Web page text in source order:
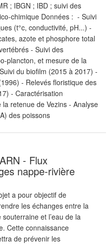
; IBGN ; IBD ; suivi des
chimique Données : - Suivi
(t°c, conductivité, pH...) -
azote et phosphore total
- Suivi des
plancton, et mesure de la
du biofilm (2015 à 2017) -
- Relevés floristique des
- Caractérisation
retenue de Vezins - Analyse
des poissons
- Flux
nappe-rivière
a pour objectif de
les échanges entre la
souterraine et l’eau de la
Cette connaissance
de prévenir les